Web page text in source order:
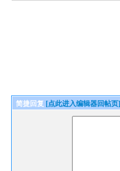
简捷回复 [点此进入编辑器回帖页]